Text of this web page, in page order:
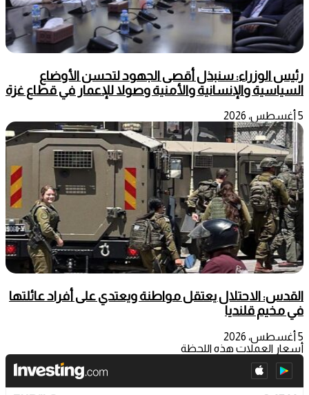
رئيس الوزراء: سنبذل أقصى الجهود لتحسن الأوضاع
السياسية والإنسانية والأمنية وصولا للإعمار في قطاع غزة
5 أغسطس، 2026
القدس: الاحتلال يعتقل مواطنة ويعتدي على أفراد عائلتها
في مخيم قلنديا
5 أغسطس، 2026
أسعار العملات هذه اللحظة